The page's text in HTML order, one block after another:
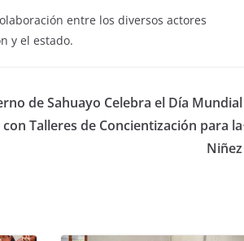
entre los diversos actores
y el estado.
de Sahuayo Celebra el Día Mundial
Talleres de Concientización para la
Niñez